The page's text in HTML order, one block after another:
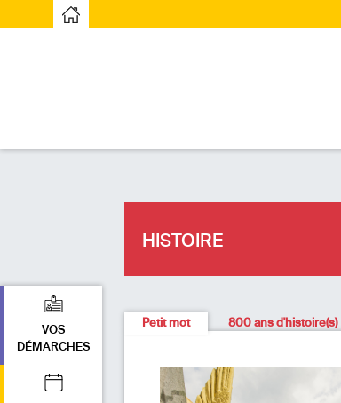
Page d’accueilPage d'accueil
VOS
DÉMARCHES
HISTOIRE
Petit mot 800 ans d'histoire(s)